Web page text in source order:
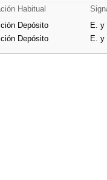
Habitual
Depósito E. y
Depósito E. y